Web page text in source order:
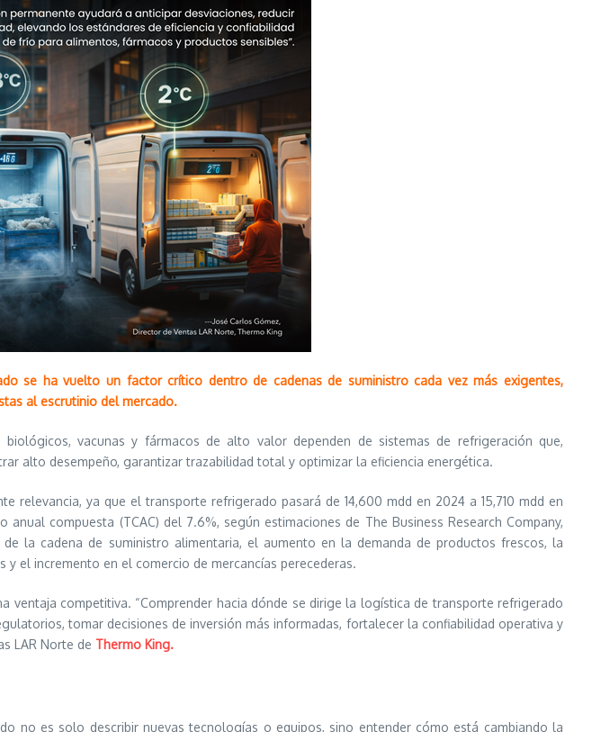
se ha vuelto un factor crítico dentro de cadenas de suministro cada vez más exigentes,
al escrutinio del mercado.
biológicos, vacunas y fármacos de alto valor dependen de sistemas de refrigeración que,
alto desempeño, garantizar trazabilidad total y optimizar la eficiencia energética.
relevancia, ya que el transporte refrigerado pasará de 14,600 mdd en 2024 a 15,710 mdd en
compuesta (TCAC) del 7.6%, según estimaciones de The Business Research Company,
la cadena de suministro alimentaria, el aumento en la demanda de productos frescos, la
el incremento en el comercio de mercancías perecederas.
ventaja competitiva. “Comprender hacia dónde se dirige la logística de transporte refrigerado
tomar decisiones de inversión más informadas, fortalecer la confiabilidad operativa y
LAR Norte de Thermo King.
no es solo describir nuevas tecnologías o equipos, sino entender cómo está cambiando la